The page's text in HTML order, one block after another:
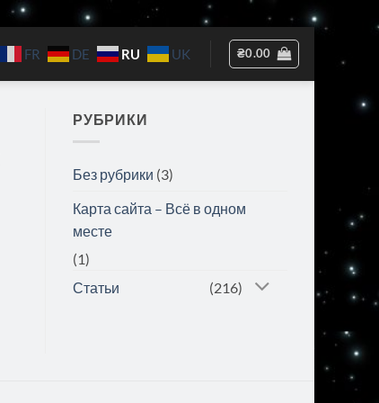
FR DE RU UK ₴0.00
РУБРИКИ
Без рубрики (3)
Карта сайта – Всё в одном
месте
(1)
Статьи
(216)